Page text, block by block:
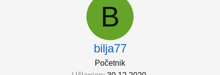
B
bilja77
Početnik